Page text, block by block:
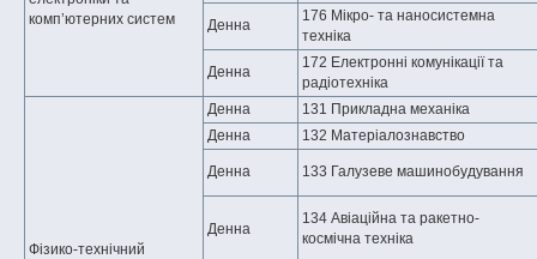
комп’ютерних систем
Денна
176 Мікро- та наносистемна
техніка
Денна
172 Електронні комунікації та
радіотехніка
Фізико-технічний
Денна
131 Прикладна механіка
Денна
132 Матеріалознавство
Денна 133 Галузеве машинобудування
Денна
134 Авіаційна та ракетно-
космічна техніка